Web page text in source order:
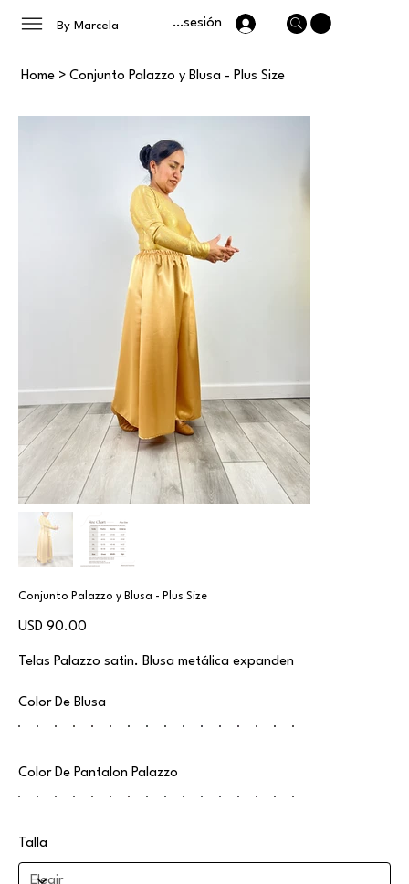
By Marcela Iniciar sesión
Home > Conjunto Palazzo y Blusa - Plus Size
Conjunto Palazzo y Blusa - Plus Size
Precio
USD 90.00
Telas Palazzo satin. Blusa metálica expanden
Color De Blusa
Color De Pantalon Palazzo
Talla